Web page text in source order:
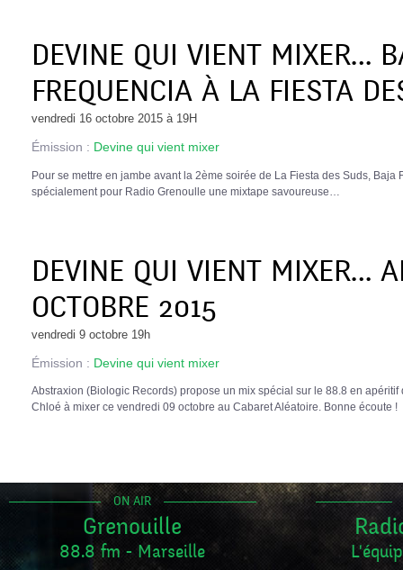
DEVINE QUI VIENT MIXER…
FREQUENCIA À LA FIESTA
vendredi 16 octobre 2015 à 19H
Émission : Devine qui vient mixer
Pour se mettre en jambe avant la 2ème soirée de La Fiesta des Suds, Baja
spécialement pour Radio Grenoulle une mixtape savoureuse…
DEVINE QUI VIENT MIXER…
OCTOBRE 2015
vendredi 9 octobre 19h
Émission : Devine qui vient mixer
Abstraxion (Biologic Records) propose un mix spécial sur le 88.8 en apéritif
Chloé à mixer ce vendredi 09 octobre au Cabaret Aléatoire. Bonne écoute !
ON AIR
Grenouille
88.8 fm - Marseille